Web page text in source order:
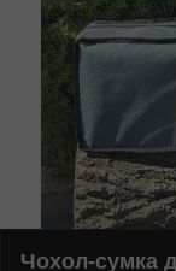
Чохол-сумка